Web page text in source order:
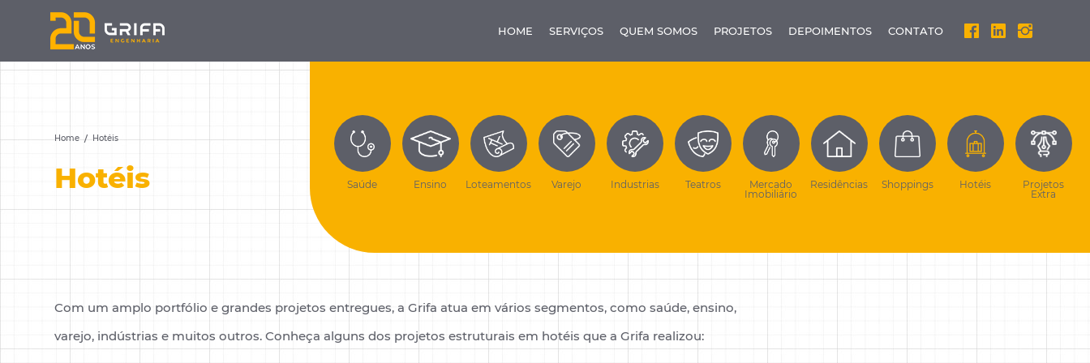
HOME SERVIÇOS QUEM SOMOS PROJETOS DEPOIMENTOS CONTATO
Home Hotéis
Hotéis Saúde Ensino Loteamentos Varejo Industrias Teatros
Mercado
Imobiliário
Residências Shoppings Hotéis
Projetos
Extra
Com um amplo portfólio e grandes projetos entregues, a Grifa atua em vários segmentos, como saúde, ensino,
varejo, indústrias e muitos outros. Conheça alguns dos projetos estruturais em hotéis que a Grifa realizou:
Cadastre-se
Para ver este conteúdo e receber novidades por e-
mail.
Cadastre-
se
Antes de acessar, fale
um pouco mais sobre
você!